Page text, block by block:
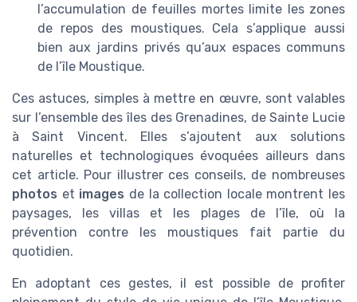
l’accumulation de feuilles mortes limite les zones
de repos des moustiques. Cela s’applique aussi
bien aux jardins privés qu’aux espaces communs
de l’île Moustique.
Ces astuces, simples à mettre en œuvre, sont valables
sur l’ensemble des îles des Grenadines, de Sainte Lucie
à Saint Vincent. Elles s’ajoutent aux solutions
naturelles et technologiques évoquées ailleurs dans
cet article. Pour illustrer ces conseils, de nombreuses
photos et images de la collection locale montrent les
paysages, les villas et les plages de l’île, où la
prévention contre les moustiques fait partie du
quotidien.
En adoptant ces gestes, il est possible de profiter